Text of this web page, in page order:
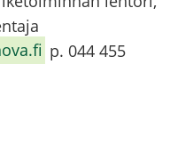
p. 044 455